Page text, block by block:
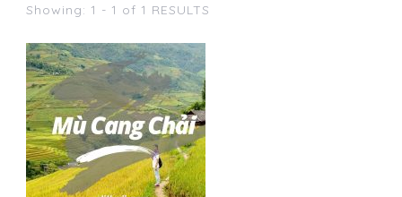
Showing: 1 - 1 of 1 RESULTS